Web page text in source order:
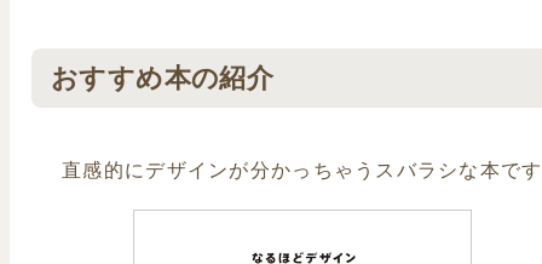
おすすめ本の紹介
直感的にデザインが分かっちゃうスバラシな本です